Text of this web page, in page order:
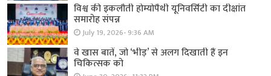
विश्व की इकलौती होम्योपैथी यूनिवर्सिटी का दीक्षांत
समारोह संपन्न
July 19, 2026- 9:36 AM
वे खास बातें, जो ‘भीड़’ से अलग दिखाती हैं इन
चिकित्सक को